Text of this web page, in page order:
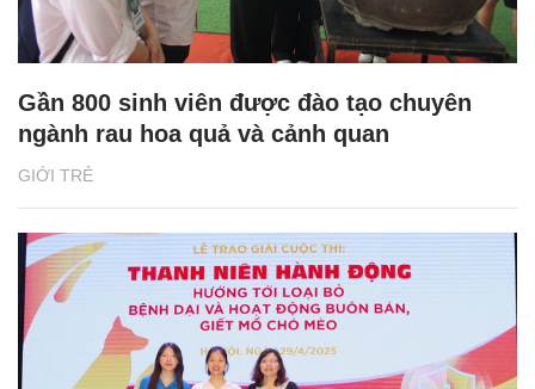
GIỚI TRẺ
Gần 800 sinh viên được đào tạo chuyên
ngành rau hoa quả và cảnh quan